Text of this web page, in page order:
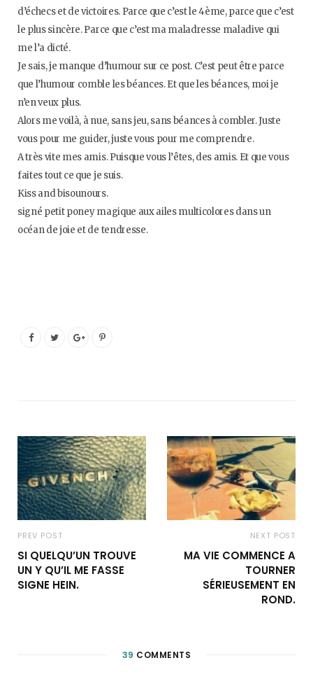
d’échecs et de victoires. Parce que c’est le 4ème, parce que c’est
le plus sincère. Parce que c’est ma maladresse maladive qui
me l’a dicté.
Je sais, je manque d’humour sur ce post. C’est peut être parce
que l’humour comble les béances. Et que les béances, moi je
n’en veux plus.
Alors me voilà, à nue, sans jeu, sans béances à combler. Juste
vous pour me guider, juste vous pour me comprendre.
A très vite mes amis. Puisque vous l’êtes, des amis. Et que vous
faites tout ce que je suis.
Kiss and bisounours.
signé petit poney magique aux ailes multicolores dans un
océan de joie et de tendresse.
PREV POST
SI QUELQU’UN TROUVE
UN Y QU’IL ME FASSE
SIGNE HEIN.
NEXT POST
MA VIE COMMENCE A
TOURNER
SÉRIEUSEMENT EN
ROND.
39 COMMENTS